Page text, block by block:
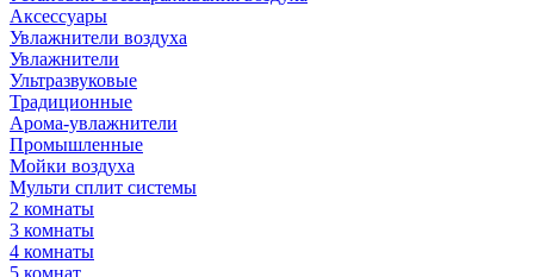
Аксессуары
Увлажнители воздуха
Увлажнители
Ультразвуковые
Традиционные
Арома-увлажнители
Промышленные
Мойки воздуха
Мульти сплит системы
2 комнаты
3 комнаты
4 комнаты
5 комнат